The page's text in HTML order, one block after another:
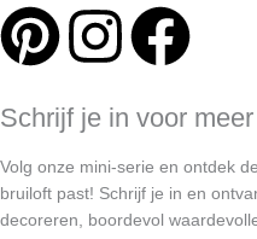
P
i
n
t
I
n
s
t
F
a
c
e
Schrijf je in voor
Volg onze mini-serie en ontdek
bruiloft past! Schrijf je in en
decoreren, boordevol